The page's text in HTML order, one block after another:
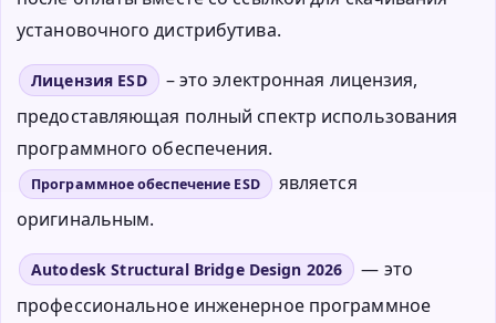
установочного дистрибутива.
Лицензия ESD
– это электронная лицензия,
предоставляющая полный спектр использования
программного обеспечения.
Программное обеспечение ESD
является
оригинальным.
Autodesk Structural Bridge Design 2026
— это
профессиональное инженерное программное